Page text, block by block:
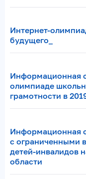
Интернет-
будущего_
Информационная
олимпиаде
грамотности в
Информационная
с ограниченными
детей-инвалидов
области